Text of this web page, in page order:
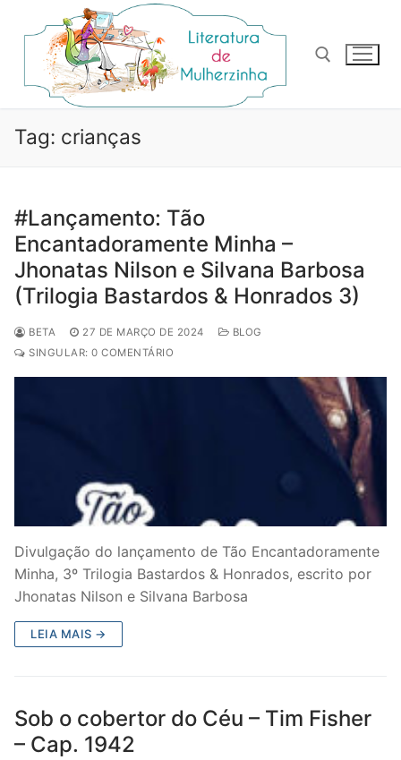
para
conteúdo
Tag: crianças
#Lançamento: Tão
Encantadoramente Minha –
Jhonatas Nilson e Silvana Barbosa
(Trilogia Bastardos & Honrados 3)
BETA 27 DE MARÇO DE 2024
BLOG
SINGULAR: 0 COMENTÁRIO
Divulgação do lançamento de Tão Encantadoramente
Minha, 3º Trilogia Bastardos & Honrados, escrito por
Jhonatas Nilson e Silvana Barbosa
LEIA MAIS →
Sob o cobertor do Céu – Tim Fisher
– Cap. 1942